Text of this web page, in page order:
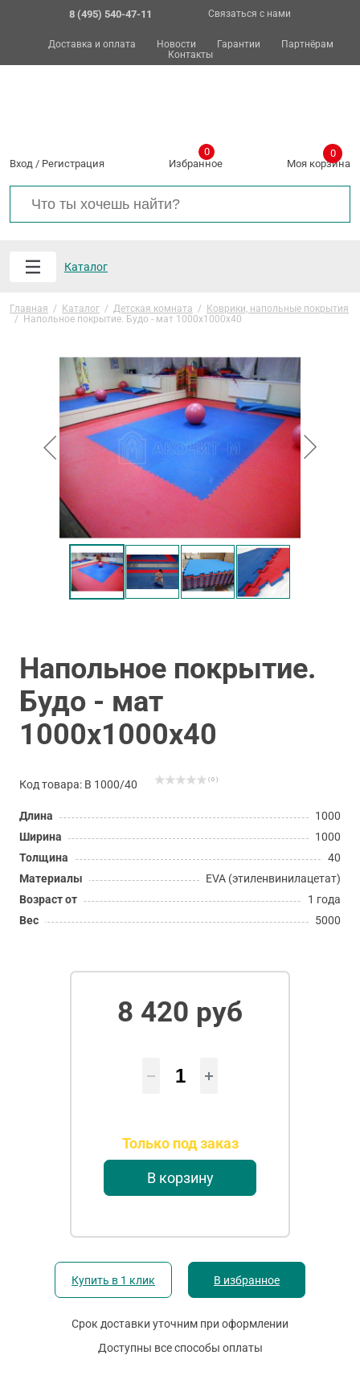
8 (495) 540-47-11 Связаться с нами
Доставка и оплата Новости Гарантии
Партнёрам
Контакты
Вход / Регистрация Избранное
0
Моя корзина
0
Каталог
Главная / Каталог / Детская комната / Коврики, напольные покрытия
/ Напольное покрытие. Будо - мат 1000х1000х40
Напольное покрытие.
Будо - мат
1000х1000х40
Код товара: В 1000/40 ( 0 )
Длина
1000
Ширина
1000
Толщина
40
Материалы
EVA (этиленвинилацетат)
Возраст от
1 года
Вес
5000
8 420 руб
Только под заказ
В корзину
Купить в 1 клик В избранное
Срок доставки уточним при оформлении
Доступны все способы оплаты